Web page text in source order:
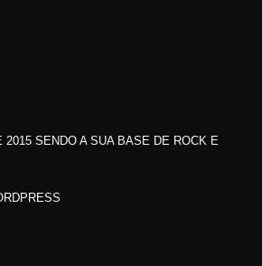
SENDO A SUA BASE DE ROCK E